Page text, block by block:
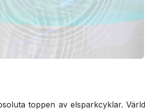
toppen av elsparkcyklar.